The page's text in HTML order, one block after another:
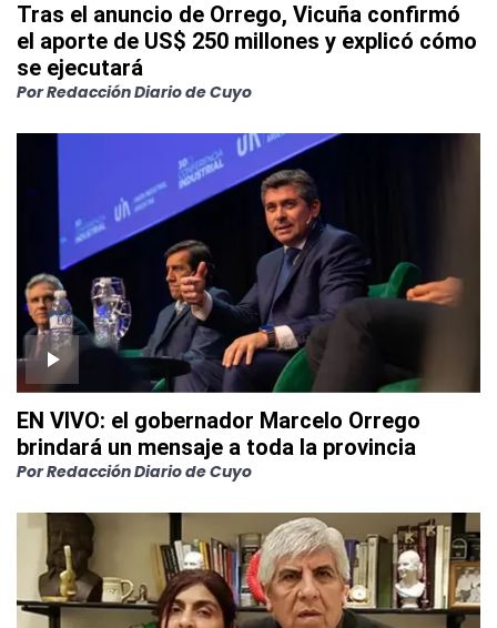
Tras el anuncio de Orrego, Vicuña confirmó
el aporte de US$ 250 millones y explicó cómo
se ejecutará
PorRedacción Diario de Cuyo
EN VIVO: el gobernador Marcelo Orrego
brindará un mensaje a toda la provincia
PorRedacción Diario de Cuyo